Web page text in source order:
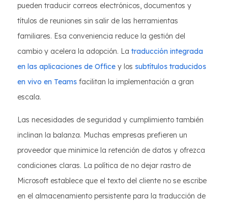
pueden traducir correos electrónicos, documentos y
títulos de reuniones sin salir de las herramientas
familiares. Esa conveniencia reduce la gestión del
cambio y acelera la adopción. La traducción integrada
en las aplicaciones de Office y los subtítulos traducidos
en vivo en Teams facilitan la implementación a gran
escala.
Las necesidades de seguridad y cumplimiento también
inclinan la balanza. Muchas empresas prefieren un
proveedor que minimice la retención de datos y ofrezca
condiciones claras. La política de no dejar rastro de
Microsoft establece que el texto del cliente no se escribe
en el almacenamiento persistente para la traducción de